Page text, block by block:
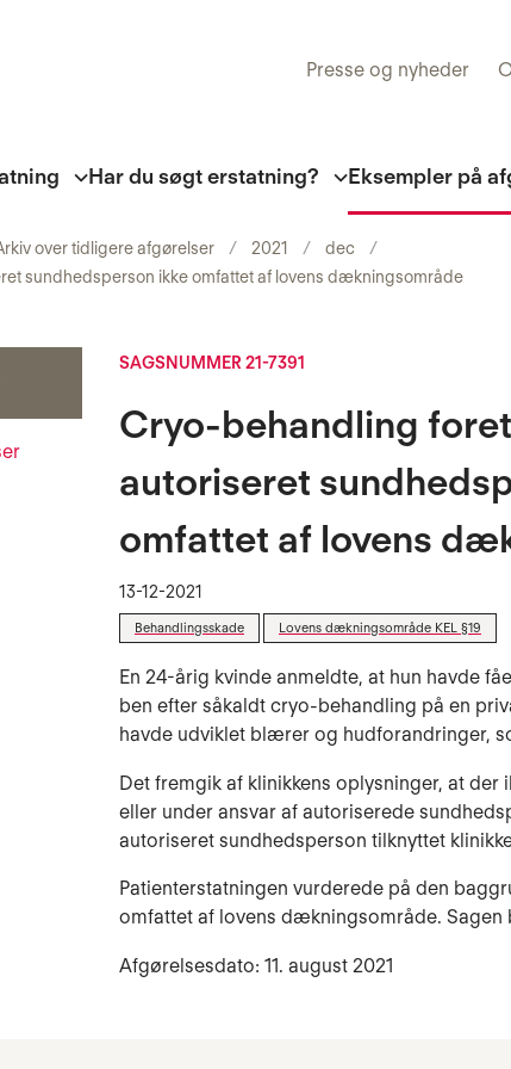
Presse og nyheder
Har du søgt erstatning? Eksempler på
over tidligere afgørelser 2021
dec
sundhedsperson ikke omfattet af lovens dækningsområde
SAGSNUMMER 21-7391
Cryo-behandling
autoriseret
omfattet af lovens
13-12-2021
Behandlingsskade Lovens dækningsområde KEL §19
En 24-årig kvinde anmeldte, at hun havde
ben efter såkaldt cryo-behandling på en
havde udviklet blærer og hudforandringer,
Det fremgik af klinikkens oplysninger, at
eller under ansvar af autoriserede
autoriseret sundhedsperson tilknyttet
Patienterstatningen vurderede på den
omfattet af lovens dækningsområde. Sagen
Afgørelsesdato: 11. august 2021